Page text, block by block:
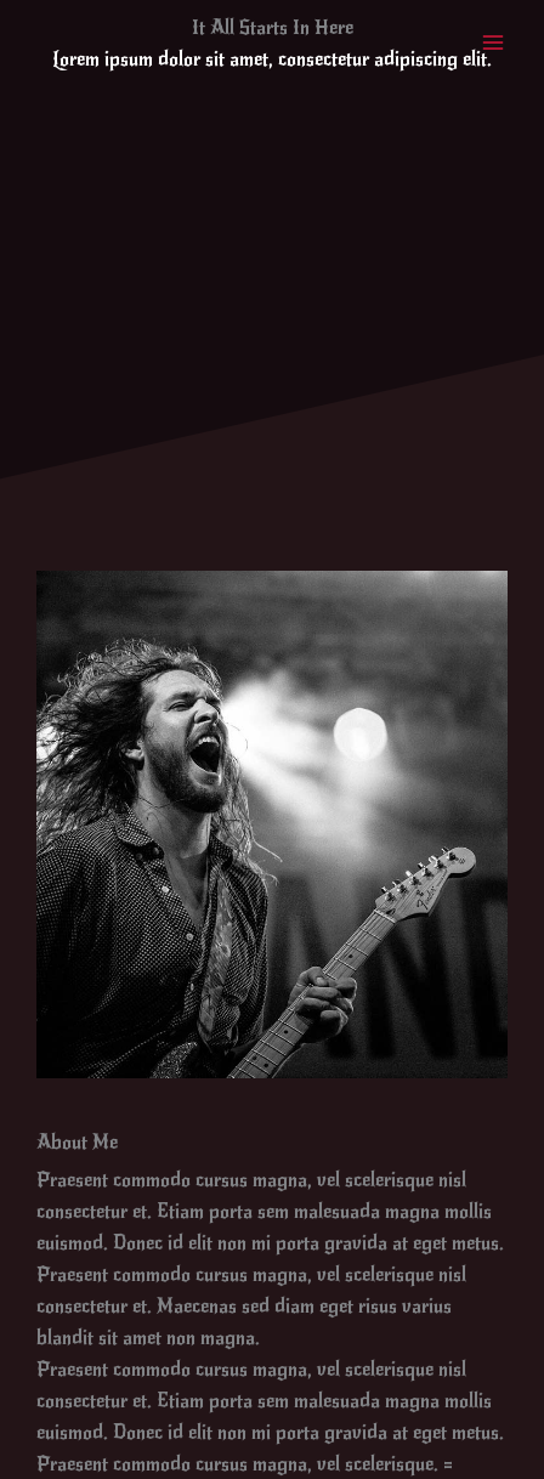
It All Starts In Here
Lorem ipsum dolor sit amet, consectetur adipiscing elit.
About Me
Praesent commodo cursus magna, vel scelerisque nisl
consectetur et. Etiam porta sem malesuada magna mollis
euismod. Donec id elit non mi porta gravida at eget metus.
Praesent commodo cursus magna, vel scelerisque nisl
consectetur et. Maecenas sed diam eget risus varius
blandit sit amet non magna.
Praesent commodo cursus magna, vel scelerisque nisl
consectetur et. Etiam porta sem malesuada magna mollis
euismod. Donec id elit non mi porta gravida at eget metus.
Praesent commodo cursus magna, vel scelerisque. =